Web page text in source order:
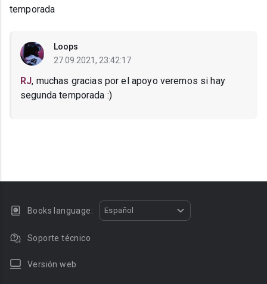
temporada
Loops
27.09.2021, 23:42:17
RJ, muchas gracias por el apoyo veremos si hay
segunda temporada :)
Books language: Español
Soporte técnico
Versión web